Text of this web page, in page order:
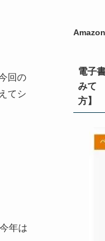
回の
てシ
年は
電子
みて
方】